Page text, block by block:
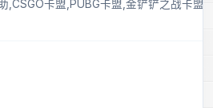
,CSGO卡盟,PUBG卡盟,金铲铲之战卡盟